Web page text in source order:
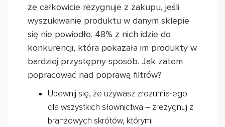
że całkowicie rezygnuje z zakupu, jeśli
wyszukiwanie produktu w danym sklepie
się nie powiodło. 48% z nich idzie do
konkurencji, która pokazała im produkty w
bardziej przystępny sposób. Jak zatem
popracować nad poprawą filtrów?
Upewnij się, że używasz zrozumiałego
dla wszystkich słownictwa – zrezygnuj z
branżowych skrótów, którymi